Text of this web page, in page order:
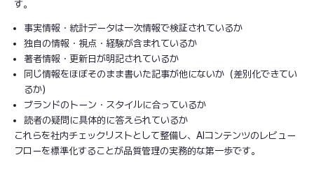
す。
事実情報・統計データは一次情報で検証されているか
独自の情報・視点・経験が含まれているか
著者情報・更新日が明記されているか
同じ情報をほぼそのまま書いた記事が他にないか（差別化できてい
るか）
ブランドのトーン・スタイルに合っているか
読者の疑問に具体的に答えられているか
これらを社内チェックリストとして整備し、AIコンテンツのレビュー
フローを標準化することが品質管理の実務的な第一歩です。